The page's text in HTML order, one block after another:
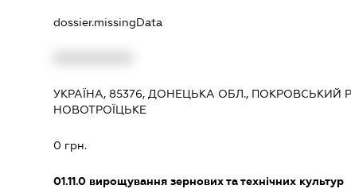
dossier.missingData
УКРАЇНА, 85376, ДОНЕЦЬКА ОБЛ., ПОКРОВСЬКИЙ
НОВОТРОЇЦЬКЕ
0 грн.
01.11.0вирощування зернових та технічних культур